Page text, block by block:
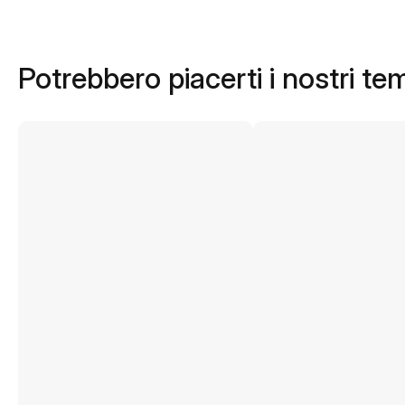
Potrebbero piacerti i nostri